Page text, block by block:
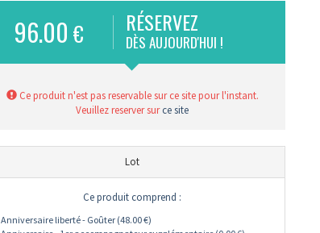
96.00 € RÉSERVEZ
DÈS AUJOURD'HUI !
Ce produit n'est pas reservable sur ce site pour l'instant.
Veuillez reserver surce site
Lot
Ce produit comprend :
Anniversaire liberté - Goûter (48.00 €)